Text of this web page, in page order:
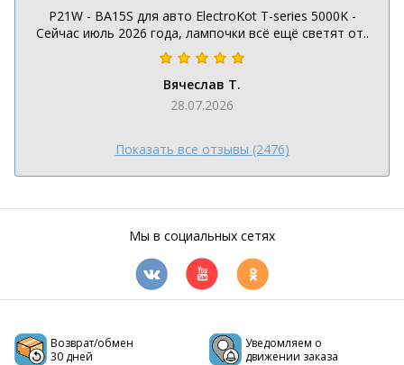
P21W - BA15S для авто ElectroKot T-series 5000K -
Сейчас июль 2026 года, лампочки всё ещё светят от..
Вячеслав Т.
28.07.2026
Показать все отзывы (2476)
Мы в социальных сетях
Возврат/обмен
30 дней
Уведомляем о
движении заказа